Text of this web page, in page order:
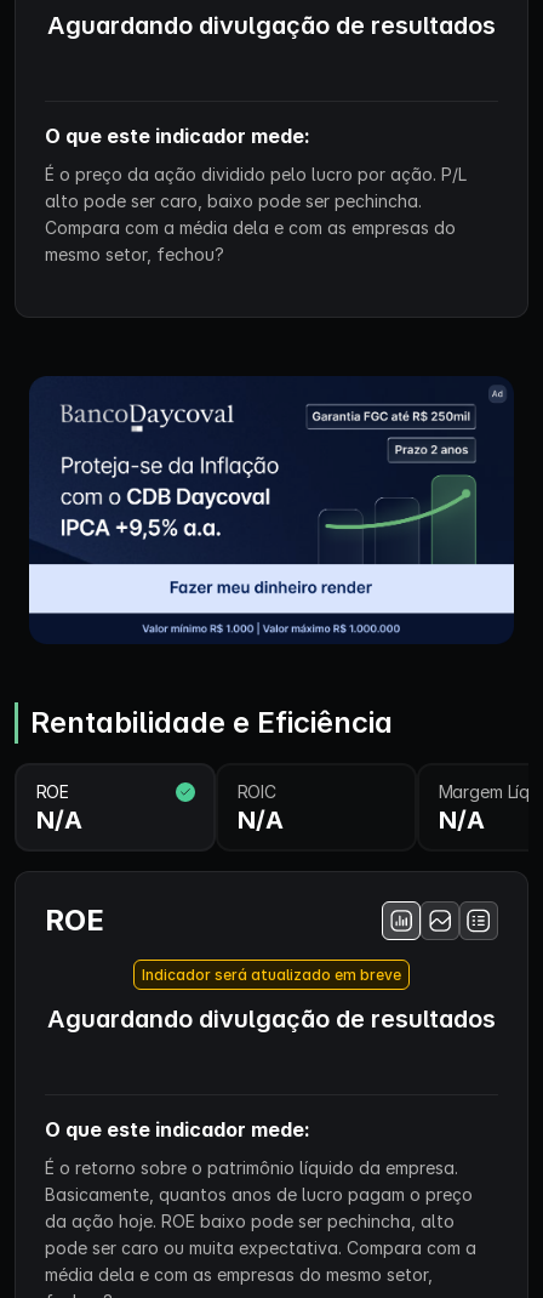
Aguardando divulgação de resultados
O que este indicador mede:
É o preço da ação dividido pelo lucro por ação. P/L
alto pode ser caro, baixo pode ser pechincha.
Compara com a média dela e com as empresas do
mesmo setor, fechou?
Rentabilidade e Eficiência
ROE
N/A
ROIC
N/A
Margem
N/A
ROE
Indicador será atualizado em breve
Aguardando divulgação de resultados
O que este indicador mede:
É o retorno sobre o patrimônio líquido da empresa.
Basicamente, quantos anos de lucro pagam o preço
da ação hoje. ROE baixo pode ser pechincha, alto
pode ser caro ou muita expectativa. Compara com a
média dela e com as empresas do mesmo setor,